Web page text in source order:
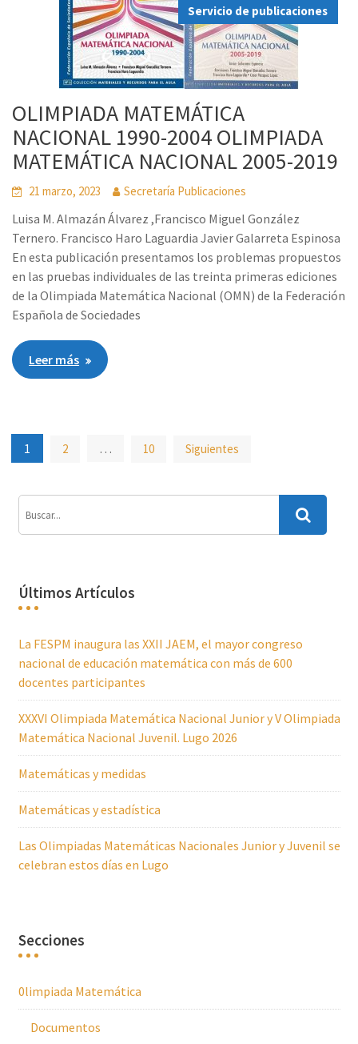
Servicio de publicaciones
OLIMPIADA MATEMÁTICA
NACIONAL 1990-2004 OLIMPIADA
MATEMÁTICA NACIONAL 2005-2019
21 marzo, 2023 Secretaría Publicaciones
Luisa M. Almazán Álvarez ,Francisco Miguel González
Ternero. Francisco Haro Laguardia Javier Galarreta Espinosa
En esta publicación presentamos los problemas propuestos
en las pruebas individuales de las treinta primeras ediciones
de la Olimpiada Matemática Nacional (OMN) de la Federación
Española de Sociedades
Leer más
Paginación
de
entradas
1 2 … 10 Siguientes
Últimos Artículos
La FESPM inaugura las XXII JAEM, el mayor congreso
nacional de educación matemática con más de 600
docentes participantes
XXXVI Olimpiada Matemática Nacional Junior y V Olimpiada
Matemática Nacional Juvenil. Lugo 2026
Matemáticas y medidas
Matemáticas y estadística
Las Olimpiadas Matemáticas Nacionales Junior y Juvenil se
celebran estos días en Lugo
Secciones
0limpiada Matemática
Documentos